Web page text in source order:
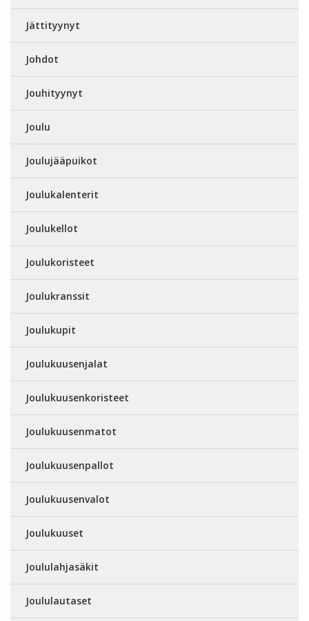
Jättityynyt
Johdot
Jouhityynyt
Joulu
Joulujääpuikot
Joulukalenterit
Joulukellot
Joulukoristeet
Joulukranssit
Joulukupit
Joulukuusenjalat
Joulukuusenkoristeet
Joulukuusenmatot
Joulukuusenpallot
Joulukuusenvalot
Joulukuuset
Joululahjasäkit
Joululautaset